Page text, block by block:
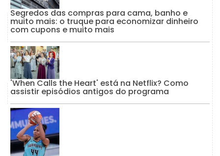
Segredos das compras para cama, banho e
muito mais: o truque para economizar dinheiro
com cupons e muito mais
'When Calls the Heart' está na Netflix? Como
assistir episódios antigos do programa